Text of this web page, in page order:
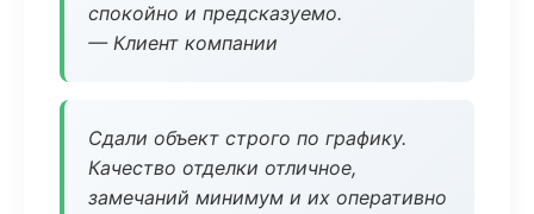
спокойно и предсказуемо.
— Клиент компании
Сдали объект строго по графику.
Качество отделки отличное,
замечаний минимум и их оперативно